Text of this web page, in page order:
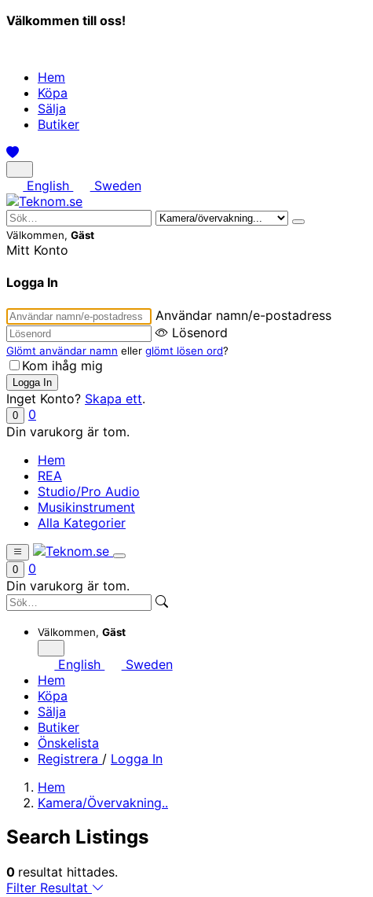
Välkommen till oss!
Hem
Köpa
Sälja
Butiker
English Sweden
Välkommen, Gäst
Mitt Konto
Logga In
Användar namn/e-postadress
Lösenord
Glömt användar namn eller glömt lösen ord?
Kom ihåg mig
Inget Konto? Skapa ett.
0
0
Din varukorg är tom.
Hem
REA
Studio/Pro Audio
Musikinstrument
Alla Kategorier
0
0
Din varukorg är tom.
Välkommen, Gäst
English
Sweden
Hem
Köpa
Sälja
Butiker
Önskelista
Registrera / Logga In
Hem
Kamera/Övervakning..
Search Listings
0 resultat hittades.
Filter Resultat